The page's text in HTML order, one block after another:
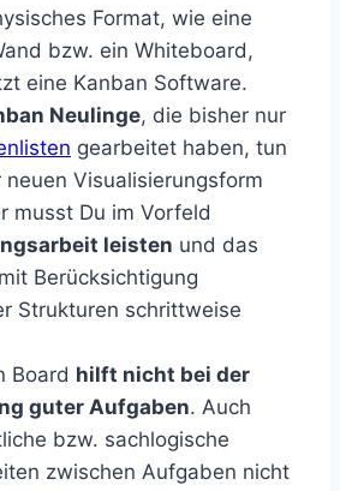
Format, wie eine
bzw. ein Whiteboard,
eine Kanban Software.
Neulinge, die bisher nur
gearbeitet haben, tun
Visualisierungsform
musst Du im Vorfeld
leisten und das
Berücksichtigung
Strukturen schrittweise
Board hilft nicht bei der
guter Aufgaben. Auch
bzw. sachlogische
zwischen Aufgaben nicht